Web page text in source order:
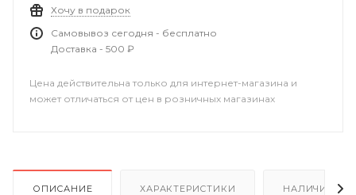
Хочу в подарок
Самовывоз сегодня - бесплатно
Доставка - 500 ₽
Цена действительна только для интернет-магазина и
может отличаться от цен в розничных магазинах
ОПИСАНИЕ ХАРАКТЕРИСТИКИ НАЛИЧИЕ В